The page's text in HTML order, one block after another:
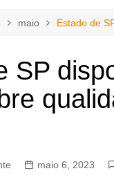
maio Estado de
SP
maio 6, 2023